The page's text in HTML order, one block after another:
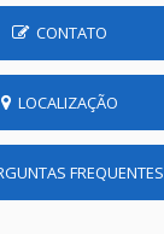
CONTATO
LOCALIZAÇÃO
FREQUENTES